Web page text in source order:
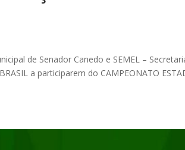
de Senador Canedo e SEMEL –
a participarem do CAMPEONATO